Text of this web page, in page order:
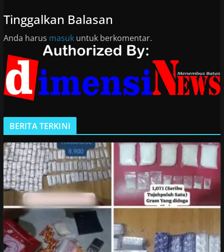
Tinggalkan Balasan
Anda harus masukuntuk berkomentar.
BERITA TERKINI